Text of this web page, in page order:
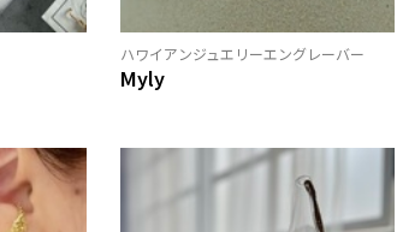
ハワイアンジュエリーエングレーバー
Myly